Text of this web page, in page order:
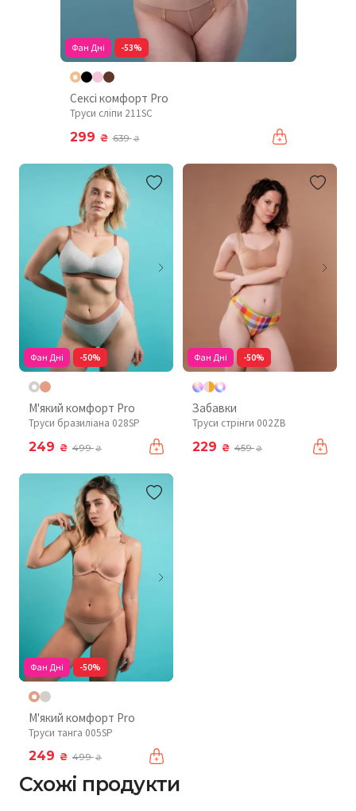
Фан Дні -53%
Сексі комфорт Pro
Труси сліпи 211SC
299 ₴ 639₴
Фан Дні -50%
М'який комфорт Pro
Труси бразиліана 028SP
249 ₴ 499₴
Фан Дні -50%
Забавки
Труси стрінги 002ZB
229 ₴ 459₴
Фан Дні -50%
М'який комфорт Pro
Труси танга 005SP
249 ₴ 499₴
Схожі продукти